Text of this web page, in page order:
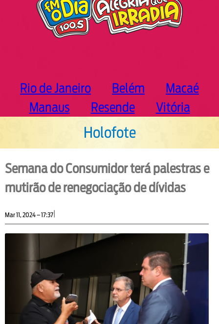
Rio de Janeiro Belém
Macaé
Manaus
Resende Vitória
Holofote
Semana do Consumidor terá palestras e
mutirão de renegociação de dívidas
Mar 11, 2024 – 17:37|